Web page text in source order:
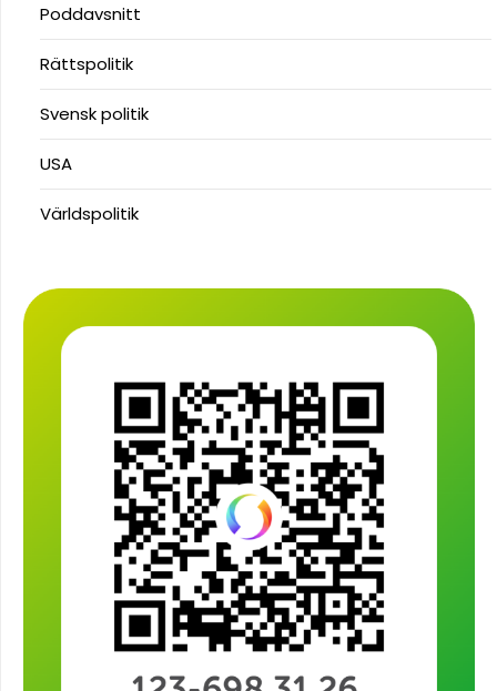
Poddavsnitt
Rättspolitik
Svensk politik
USA
Världspolitik